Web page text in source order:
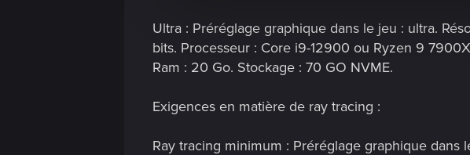
i
o
Ultra : Préréglage graphique dans le jeu : ultra.
bits. Processeur : Core i9-12900 ou Ryzen 9
Ram : 20 Go. Stockage : 70 GO NVME.
Exigences en matière de ray tracing :
Ray tracing minimum : Préréglage graphique dans